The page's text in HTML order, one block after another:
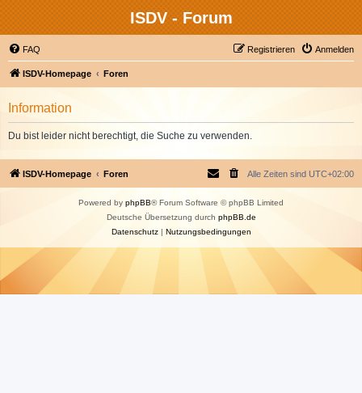
ISDV - Forum
FAQ Anmelden
Registrieren
ISDV-Homepage Foren
Information
Du bist leider nicht berechtigt, die Suche zu verwenden.
ISDV-Homepage Foren Alle Zeiten sind UTC+02:00
Powered by phpBB® Forum Software © phpBB Limited
Deutsche Übersetzung durch phpBB.de
Datenschutz| Nutzungsbedingungen